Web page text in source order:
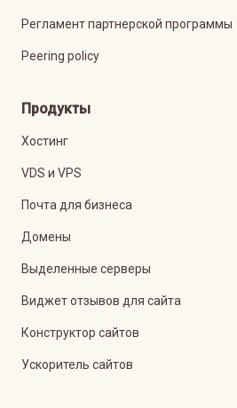
Регламент партнерской программы
Peering policy
Продукты
Хостинг
VDS и VPS
Почта для бизнеса
Домены
Выделенные серверы
Виджет отзывов для сайта
Конструктор сайтов
Ускоритель сайтов